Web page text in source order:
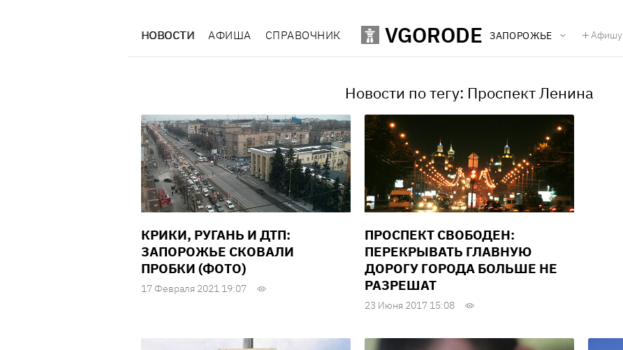
НОВОСТИ АФИША СПРАВОЧНИК VGORODE ЗАПОРОЖЬЕ Афишу
Новости по тегу: Проспект Ленина
КРИКИ, РУГАНЬ И ДТП:
ЗАПОРОЖЬЕ СКОВАЛИ
ПРОБКИ (ФОТО)
17 Февраля 2021 19:07
ПРОСПЕКТ СВОБОДЕН:
ПЕРЕКРЫВАТЬ ГЛАВНУЮ
ДОРОГУ ГОРОДА БОЛЬШЕ НЕ
РАЗРЕШАТ
23 Июня 2017 15:08